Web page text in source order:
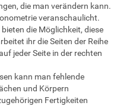
die man verändern kann.
veranschaulicht.
die Möglichkeit, diese
ihr die Seiten der Reihe
jeder Seite in der rechten
kann man fehlende
und Körpern
Fertigkeiten